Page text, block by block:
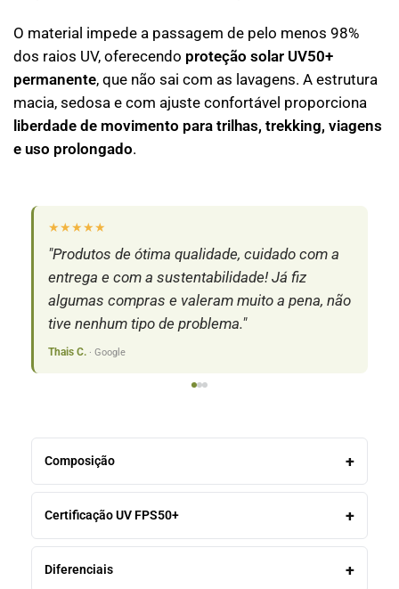
O material impede a passagem de pelo menos 98%
dos raios UV, oferecendo proteção solar UV50+
permanente, que não sai com as lavagens. A estrutura
macia, sedosa e com ajuste confortável proporciona
liberdade de movimento para trilhas, trekking, viagens
e uso prolongado.
★★★★★
"Produtos de ótima qualidade, cuidado com a
entrega e com a sustentabilidade! Já fiz
algumas compras e valeram muito a pena, não
tive nenhum tipo de problema."
Thais C. · Google
Composição
Certificação UV FPS50+
Diferenciais